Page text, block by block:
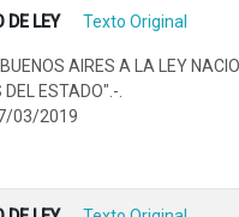
DE LEY Texto Original
AIRES A LA LEY
DEL ESTADO".-.
03/2019